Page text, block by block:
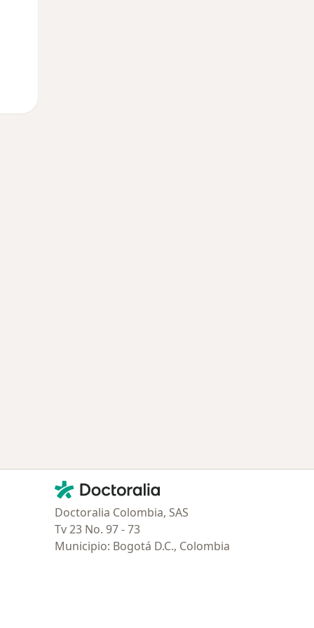
Contacto
Doctoralia - Página de inicio
Doctoralia Colombia, SAS
Tv 23 No. 97 - 73
Municipio: Bogotá D.C., Colombia